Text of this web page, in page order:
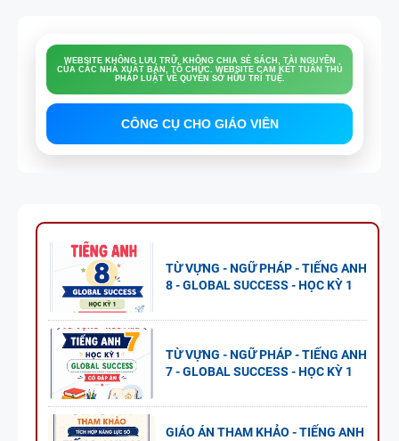
WEBSITE KHÔNG LƯU TRỮ, KHÔNG CHIA SẺ SÁCH, TÀI NGUYÊN
CỦA CÁC NHÀ XUẤT BẢN, TỔ CHỨC. WEBSITE CAM KẾT TUÂN THỦ
PHÁP LUẬT VỀ QUYỀN SỞ HỮU TRÍ TUỆ.
CÔNG CỤ CHO GIÁO VIÊN
TỪ VỰNG - NGỮ PHÁP - TIẾNG ANH
8 - GLOBAL SUCCESS - HỌC KỲ 1
TỪ VỰNG - NGỮ PHÁP - TIẾNG ANH
7 - GLOBAL SUCCESS - HỌC KỲ 1
GIÁO ÁN THAM KHẢO - TIẾNG ANH